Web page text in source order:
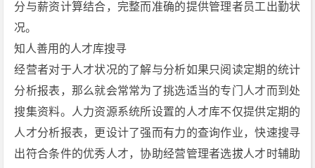
分与薪资计算结合，完整而准确的提供管理者员工出勤状
况。
知人善用的人才库搜寻
经营者对于人才状况的了解与分析如果只阅读定期的统计
分析报表，那么就会常常为了挑选适当的专门人才而到处
搜集资料。人力资源系统所设置的人才库不仅提供定期的
人才分析报表，更设计了强而有力的查询作业，快速搜寻
出符合条件的优秀人才，协助经营管理者选拔人才时辅助